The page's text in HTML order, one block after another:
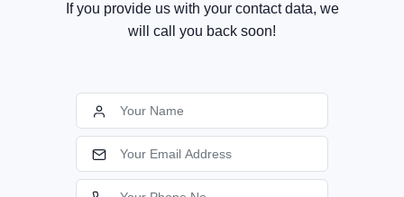
If you provide us with your contact data, we
will call you back soon!